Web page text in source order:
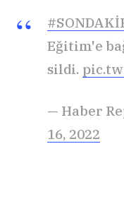
Eğitim'e
sildi.
— Haber
16, 2022